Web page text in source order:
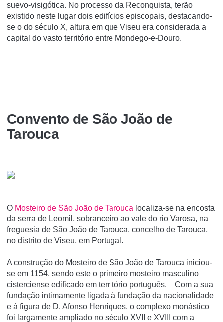
suevo-visigótica. No processo da Reconquista, terão
existido neste lugar dois edifí­cios episcopais, destacando-
se o do século X, altura em que Viseu era considerada a
capital do vasto território entre Mondego-e-Douro.
Convento de São João de
Tarouca
O Mosteiro de São João de Tarouca localiza-se na encosta
da serra de Leomil, sobranceiro ao vale do rio Varosa, na
freguesia de São João de Tarouca, concelho de Tarouca,
no distrito de Viseu, em Portugal.
A construção do Mosteiro de São João de Tarouca iniciou-
se em 1154, sendo este o primeiro mosteiro masculino
cisterciense edificado em território português. Com a sua
fundação intimamente ligada à fundação da nacionalidade
e à figura de D. Afonso Henriques, o complexo monástico
foi largamente ampliado no século XVII e XVIII com a